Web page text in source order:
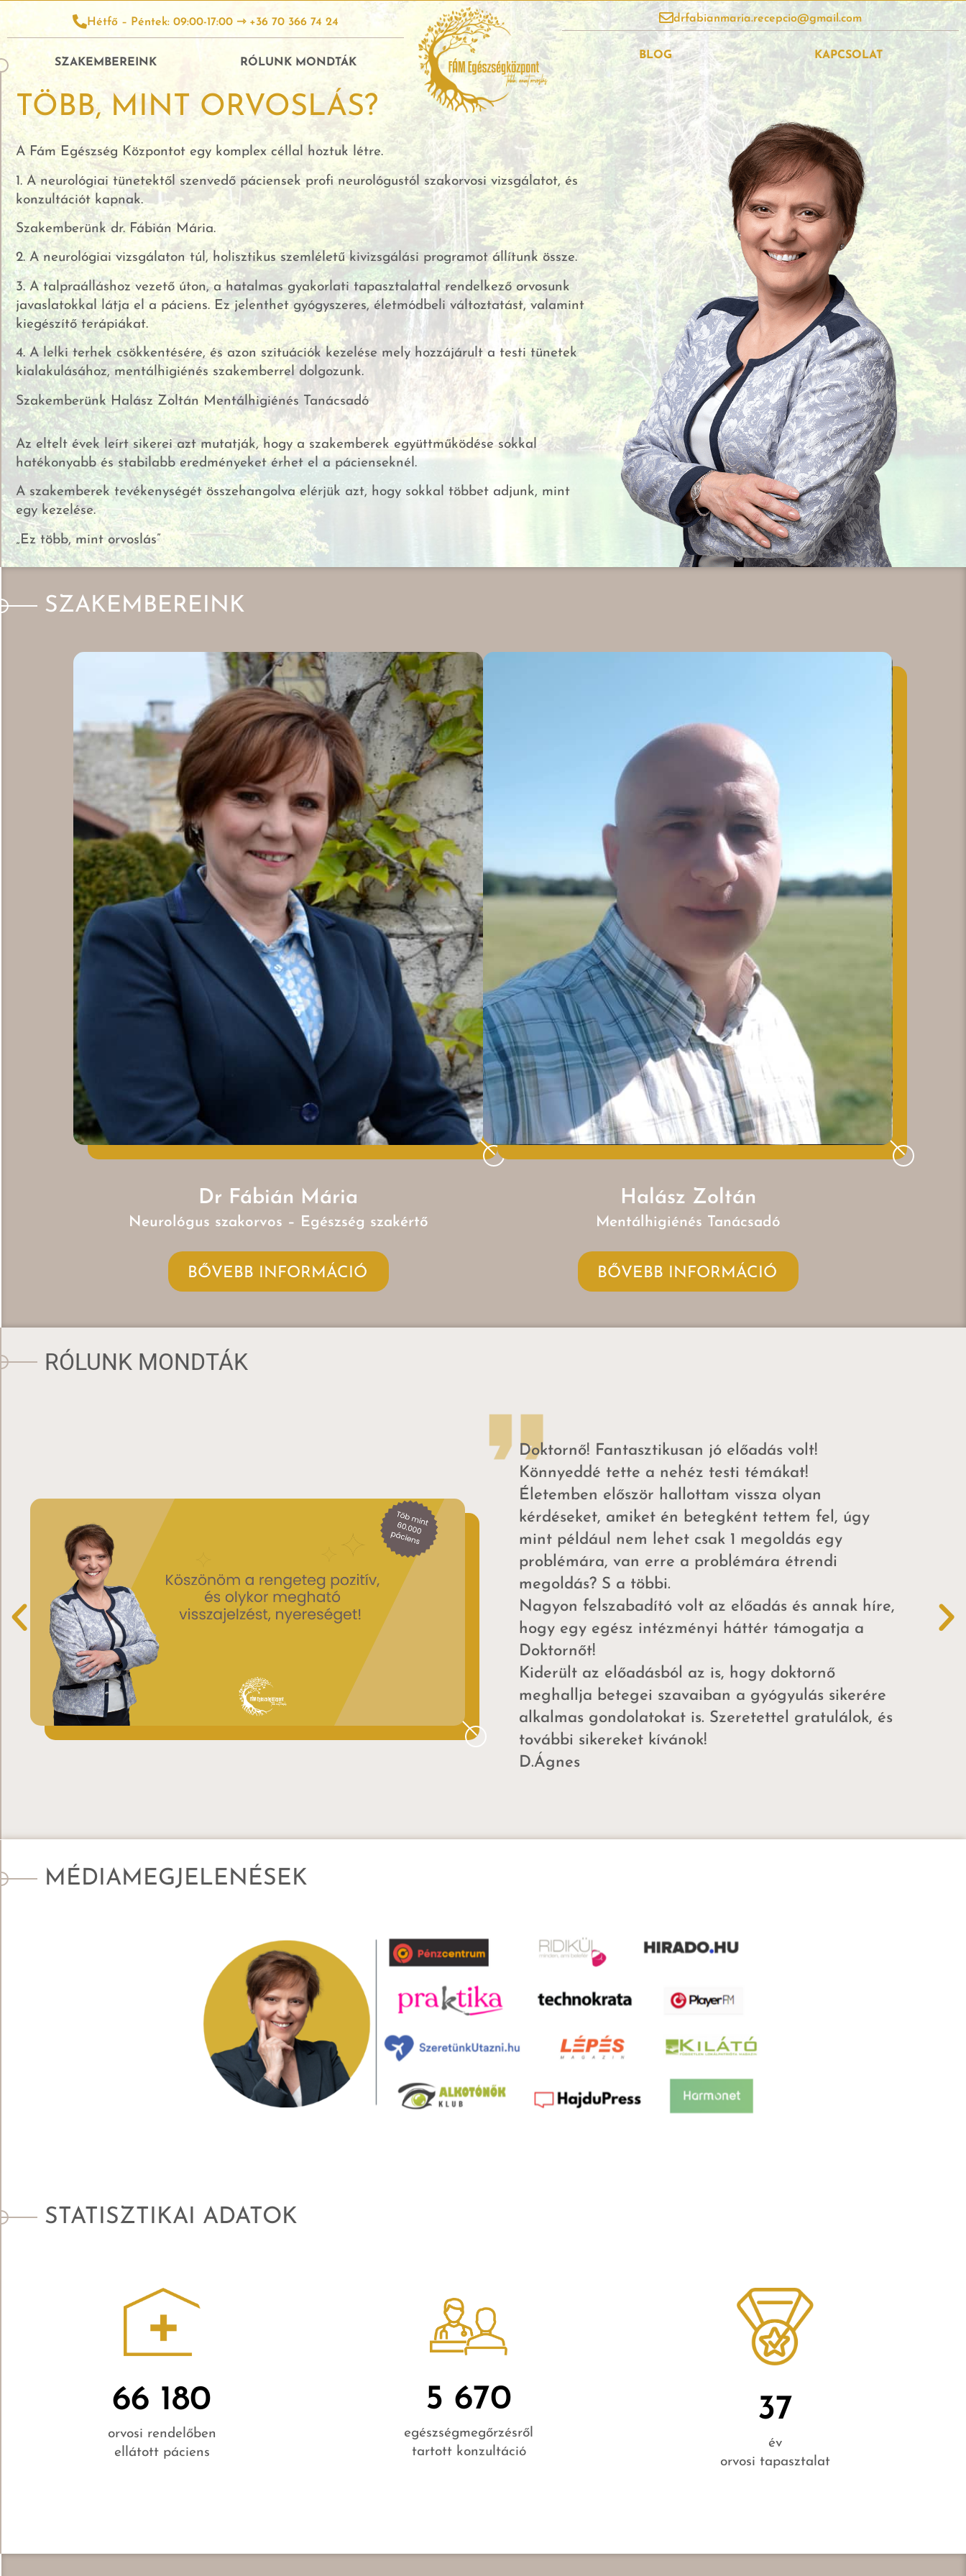
Hétfő – Péntek: 09:00-17:00 ⇾ +36 70 366 74 24
SZAKEMBEREINK RÓLUNK MONDTÁK
drfabianmaria.recepcio@gmail.com
BLOG KAPCSOLAT
TÖBB, MINT ORVOSLÁS?
A Fám Egészség Központot egy komplex céllal hoztuk létre.
1. A neurológiai tünetektől szenvedő páciensek profi neurológustól szakorvosi vizsgálatot, és
konzultációt kapnak.
Szakemberünk dr. Fábián Mária.
2. A neurológiai vizsgálaton túl, holisztikus szemléletű kivizsgálási programot állítunk össze.
3. A talpraálláshoz vezető úton, a hatalmas gyakorlati tapasztalattal rendelkező orvosunk
javaslatokkal látja el a páciens. Ez jelenthet gyógyszeres, életmódbeli változtatást, valamint
kiegészítő terápiákat.
4. A lelki terhek csökkentésére, és azon szituációk kezelése mely hozzájárult a testi tünetek
kialakulásához, mentálhigiénés szakemberrel dolgozunk.
Szakemberünk Halász Zoltán Mentálhigiénés Tanácsadó
Az eltelt évek leírt sikerei azt mutatják, hogy a szakemberek együttműködése sokkal
hatékonyabb és stabilabb eredményeket érhet el a pácienseknél.
A szakemberek tevékenységét összehangolva elérjük azt, hogy sokkal többet adjunk, mint
egy kezelése.
„Ez több, mint orvoslás”
SZAKEMBEREINK
Dr Fábián Mária
Neurológus szakorvos – Egészség szakértő
BŐVEBB INFORMÁCIÓ
Halász Zoltán
Mentálhigiénés Tanácsadó
BŐVEBB INFORMÁCIÓ
RÓLUNK MONDTÁK
Doktornő! Fantasztikusan jó előadás volt!
Könnyeddé tette a nehéz testi témákat!
Életemben először hallottam vissza olyan
kérdéseket, amiket én betegként tettem fel, úgy
mint például nem lehet csak 1 megoldás egy
problémára, van erre a problémára étrendi
megoldás? S a többi.
Nagyon felszabadító volt az előadás és annak híre,
hogy egy egész intézményi háttér támogatja a
Doktornőt!
Kiderült az előadásból az is, hogy doktornő
meghallja betegei szavaiban a gyógyulás sikerére
alkalmas gondolatokat is. Szeretettel gratulálok, és
további sikereket kívánok!
D.Ágnes
MÉDIAMEGJELENÉSEK
STATISZTIKAI ADATOK
66 180
orvosi rendelőben
ellátott páciens
5 670
egészségmegőrzésről
tartott konzultáció
37
év
orvosi tapasztalat